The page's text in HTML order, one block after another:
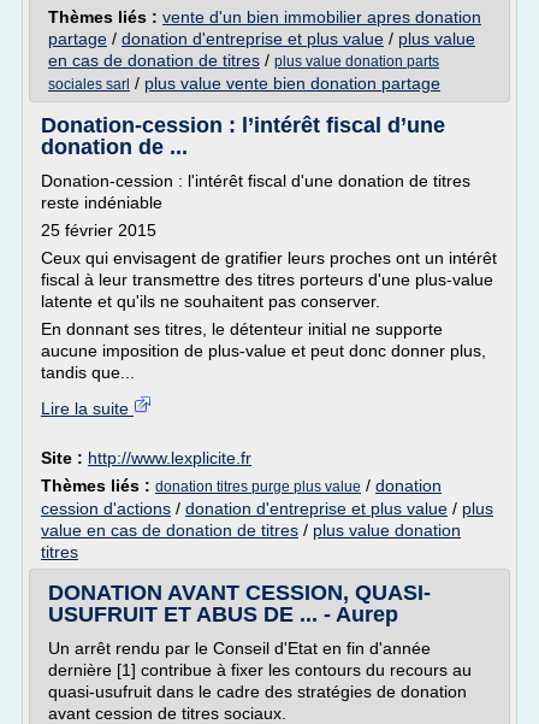
Thèmes liés : vente d'un bien immobilier apres donation
partage / donation d'entreprise et plus value / plus value
en cas de donation de titres / plus value donation parts
sociales sarl / plus value vente bien donation partage
Donation-cession : l’intérêt fiscal d’une
donation de ...
Donation-cession : l'intérêt fiscal d'une donation de titres
reste indéniable
25 février 2015
Ceux qui envisagent de gratifier leurs proches ont un intérêt
fiscal à leur transmettre des titres porteurs d'une plus-value
latente et qu'ils ne souhaitent pas conserver.
En donnant ses titres, le détenteur initial ne supporte
aucune imposition de plus-value et peut donc donner plus,
tandis que...
Lire la suite
Site : http://www.lexplicite.fr
Thèmes liés : donation titres purge plus value / donation
cession d'actions / donation d'entreprise et plus value / plus
value en cas de donation de titres / plus value donation
titres
DONATION AVANT CESSION, QUASI-
USUFRUIT ET ABUS DE ... - Aurep
Un arrêt rendu par le Conseil d'Etat en fin d'année
dernière [1] contribue à fixer les contours du recours au
quasi-usufruit dans le cadre des stratégies de donation
avant cession de titres sociaux.